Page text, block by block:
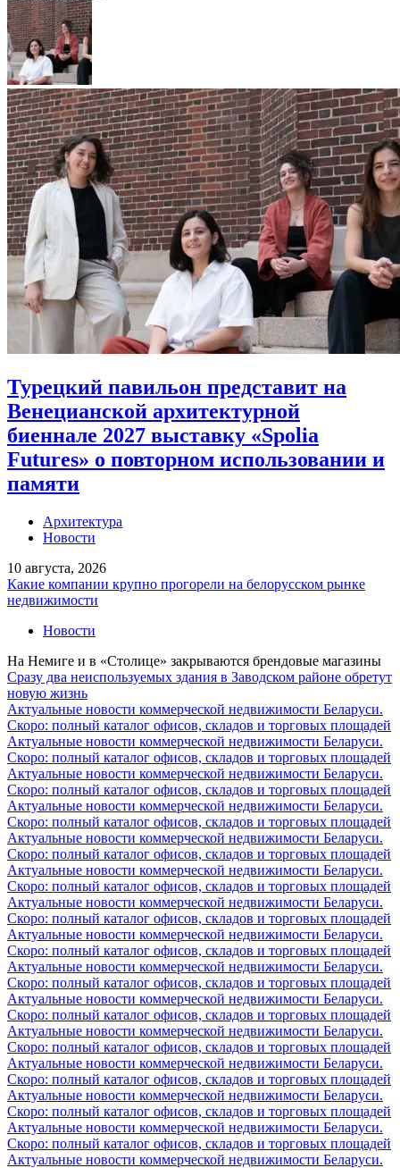
Турецкий павильон представит на
Венецианской архитектурной
биеннале 2027 выставку «Spolia
Futures» о повторном использовании и
памяти
Архитектура
Новости
10 августа, 2026
Какие компании крупно прогорели на белорусском рынке
недвижимости
Новости
На Немиге и в «Столице» закрываются брендовые магазины
Сразу два неиспользуемых здания в Заводском районе обретут
новую жизнь
Актуальные новости коммерческой недвижимости Беларуси.
Скоро: полный каталог офисов, складов и торговых площадей
Актуальные новости коммерческой недвижимости Беларуси.
Скоро: полный каталог офисов, складов и торговых площадей
Актуальные новости коммерческой недвижимости Беларуси.
Скоро: полный каталог офисов, складов и торговых площадей
Актуальные новости коммерческой недвижимости Беларуси.
Скоро: полный каталог офисов, складов и торговых площадей
Актуальные новости коммерческой недвижимости Беларуси.
Скоро: полный каталог офисов, складов и торговых площадей
Актуальные новости коммерческой недвижимости Беларуси.
Скоро: полный каталог офисов, складов и торговых площадей
Актуальные новости коммерческой недвижимости Беларуси.
Скоро: полный каталог офисов, складов и торговых площадей
Актуальные новости коммерческой недвижимости Беларуси.
Скоро: полный каталог офисов, складов и торговых площадей
Актуальные новости коммерческой недвижимости Беларуси.
Скоро: полный каталог офисов, складов и торговых площадей
Актуальные новости коммерческой недвижимости Беларуси.
Скоро: полный каталог офисов, складов и торговых площадей
Актуальные новости коммерческой недвижимости Беларуси.
Скоро: полный каталог офисов, складов и торговых площадей
Актуальные новости коммерческой недвижимости Беларуси.
Скоро: полный каталог офисов, складов и торговых площадей
Актуальные новости коммерческой недвижимости Беларуси.
Скоро: полный каталог офисов, складов и торговых площадей
Актуальные новости коммерческой недвижимости Беларуси.
Скоро: полный каталог офисов, складов и торговых площадей
Актуальные новости коммерческой недвижимости Беларуси.